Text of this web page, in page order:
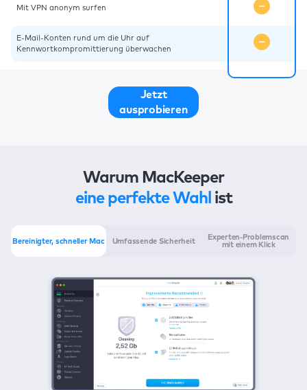
Mit VPN anonym surfen
E-Mail-Konten rund um die Uhr auf
Kennwortkompromittierung überwachen
Jetzt
ausprobieren
Warum MacKeeper
eine perfekte Wahl ist
Bereinigter, schneller Mac Umfassende Sicherheit
Experten-Problemscan
mit einem Klick